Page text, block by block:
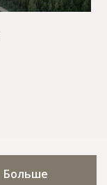
Больше